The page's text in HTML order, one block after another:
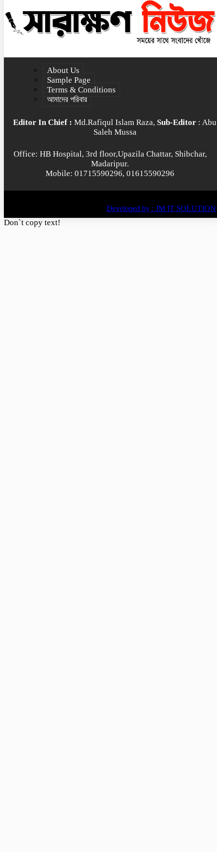
About Us
Sample Page
Terms & Conditions
আমাদের পরিবার
Editor In Chief : Md.Rafiqul Islam Raza, Sub-Editor : Abu
Saleh Mussa
Office: HB Hospital, 3rd floor,Upazila Chattar, Shibchar,
Madaripur.
Mobile: 01715590296, 01615590296
Developed by : JM IT SOLUTION
Don`t copy text!